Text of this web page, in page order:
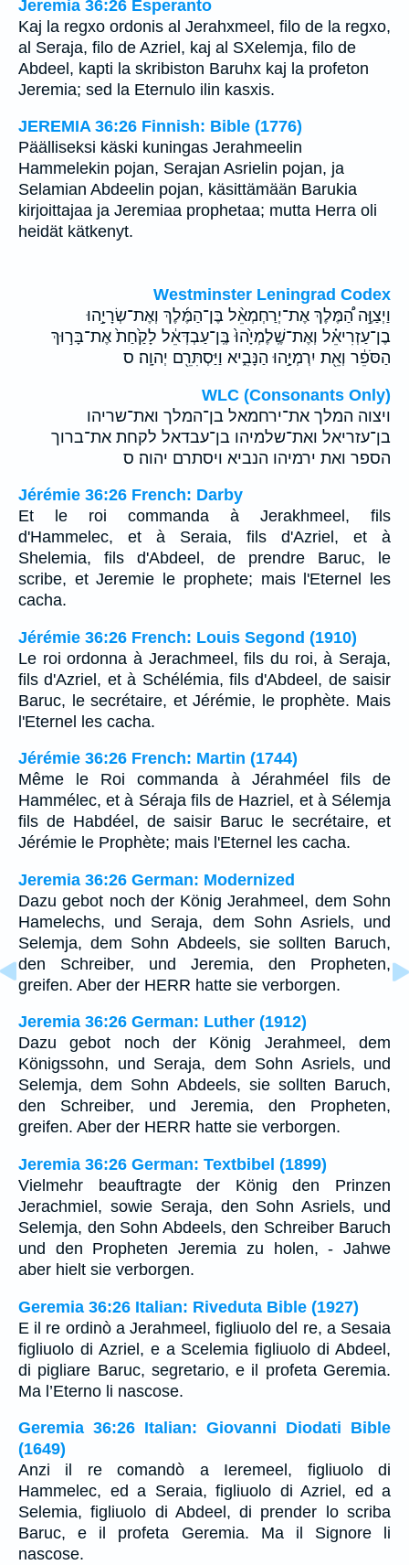
Jeremia 36:26 Esperanto
Kaj la regxo ordonis al Jerahxmeel, filo de la regxo,
al Seraja, filo de Azriel, kaj al SXelemja, filo de
Abdeel, kapti la skribiston Baruhx kaj la profeton
Jeremia; sed la Eternulo ilin kasxis.
JEREMIA 36:26 Finnish: Bible (1776)
Päälliseksi käski kuningas Jerahmeelin
Hammelekin pojan, Serajan Asrielin pojan, ja
Selamian Abdeelin pojan, käsittämään Barukia
kirjoittajaa ja Jeremiaa prophetaa; mutta Herra oli
heidät kätkenyt.
Westminster Leningrad Codex
וַיְצַוֶּ֣ה הַ֠מֶּלֶךְ אֶת־יְרַחְמְאֵ֨ל בֶּן־הַמֶּ֜לֶךְ וְאֶת־שְׂרָיָ֣הוּ
בֶן־עַזְרִיאֵ֗ל וְאֶת־שֶֽׁלֶמְיָ֙הוּ֙ בֶּֽן־עַבְדְּאֵ֔ל לָקַ֙חַת֙ אֶת־בָּר֣וּךְ
הַסֹּפֵ֔ר וְאֵ֖ת יִרְמְיָ֣הוּ הַנָּבִ֑יא וַיַּסְתִּרֵ֖ם יְהוָֽה׃ ס
WLC (Consonants Only)
ויצוה המלך את־ירחמאל בן־המלך ואת־שריהו
בן־עזריאל ואת־שלמיהו בן־עבדאל לקחת את־ברוך
הספר ואת ירמיהו הנביא ויסתרם יהוה׃ ס
Jérémie 36:26 French: Darby
Et le roi commanda à Jerakhmeel, fils
d'Hammelec, et à Seraia, fils d'Azriel, et à
Shelemia, fils d'Abdeel, de prendre Baruc, le
scribe, et Jeremie le prophete; mais l'Eternel les
cacha.
Jérémie 36:26 French: Louis Segond (1910)
Le roi ordonna à Jerachmeel, fils du roi, à Seraja,
fils d'Azriel, et à Schélémia, fils d'Abdeel, de saisir
Baruc, le secrétaire, et Jérémie, le prophète. Mais
l'Eternel les cacha.
Jérémie 36:26 French: Martin (1744)
Même le Roi commanda à Jérahméel fils de
Hammélec, et à Séraja fils de Hazriel, et à Sélemja
fils de Habdéel, de saisir Baruc le secrétaire, et
Jérémie le Prophète; mais l'Eternel les cacha.
Jeremia 36:26 German: Modernized
Dazu gebot noch der König Jerahmeel, dem Sohn
Hamelechs, und Seraja, dem Sohn Asriels, und
Selemja, dem Sohn Abdeels, sie sollten Baruch,
den Schreiber, und Jeremia, den Propheten,
greifen. Aber der HERR hatte sie verborgen.
Jeremia 36:26 German: Luther (1912)
Dazu gebot noch der König Jerahmeel, dem
Königssohn, und Seraja, dem Sohn Asriels, und
Selemja, dem Sohn Abdeels, sie sollten Baruch,
den Schreiber, und Jeremia, den Propheten,
greifen. Aber der HERR hatte sie verborgen.
Jeremia 36:26 German: Textbibel (1899)
Vielmehr beauftragte der König den Prinzen
Jerachmiel, sowie Seraja, den Sohn Asriels, und
Selemja, den Sohn Abdeels, den Schreiber Baruch
und den Propheten Jeremia zu holen, - Jahwe
aber hielt sie verborgen.
Geremia 36:26 Italian: Riveduta Bible (1927)
E il re ordinò a Jerahmeel, figliuolo del re, a Sesaia
figliuolo di Azriel, e a Scelemia figliuolo di Abdeel,
di pigliare Baruc, segretario, e il profeta Geremia.
Ma l’Eterno li nascose.
Geremia 36:26 Italian: Giovanni Diodati Bible
(1649)
Anzi il re comandò a Ieremeel, figliuolo di
Hammelec, ed a Seraia, figliuolo di Azriel, ed a
Selemia, figliuolo di Abdeel, di prender lo scriba
Baruc, e il profeta Geremia. Ma il Signore li
nascose.